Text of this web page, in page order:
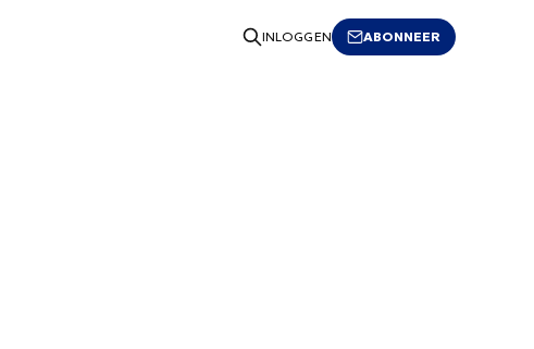
INLOGGEN ABONNEER